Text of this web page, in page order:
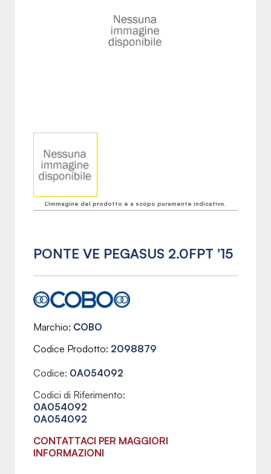
L'immagine del prodotto è a scopo puramente indicativo.
PONTE VE PEGASUS 2.0FPT '15
Marchio COBO
Codice Prodotto 2098879
Codice: 0A054092
Codici di Riferimento:
0A054092
0A054092
CONTATTACI PER MAGGIORI
INFORMAZIONI